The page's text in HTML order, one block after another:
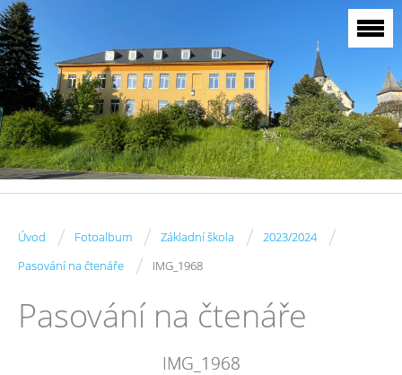
Úvod / Fotoalbum / Základní škola / 2023/2024 /
Pasování na čtenáře / IMG_1968
Pasování na čtenáře
IMG_1968